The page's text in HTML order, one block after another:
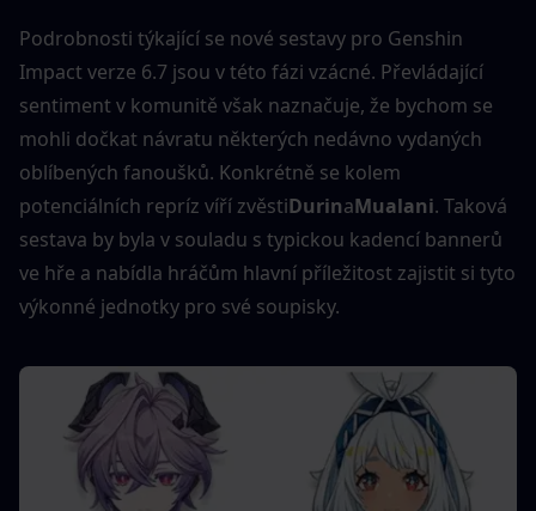
Podrobnosti týkající se nové sestavy pro Genshin
Impact verze 6.7 jsou v této fázi vzácné. Převládající
sentiment v komunitě však naznačuje, že bychom se
mohli dočkat návratu některých nedávno vydaných
oblíbených fanoušků. Konkrétně se kolem
potenciálních repríz víří zvěstiDurinaMualani. Taková
sestava by byla v souladu s typickou kadencí bannerů
ve hře a nabídla hráčům hlavní příležitost zajistit si tyto
výkonné jednotky pro své soupisky.